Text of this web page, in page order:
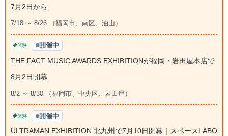
7月2日から
7/18 ～ 8/26 （福岡市、南区、油山）
体験 開催中
THE FACT MUSIC AWARDS EXHIBITIONが福岡・岩田屋本店で
8月2日開幕
8/2 ～ 8/30 （福岡市、中央区、岩田屋）
体験 開催中
ULTRAMAN EXHIBITION 北九州で7月10日開幕｜スペースLABO